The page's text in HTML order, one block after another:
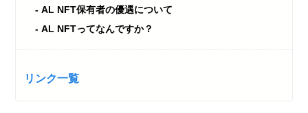
AL NFT保有者の優遇について
AL NFTってなんですか？
リンク一覧